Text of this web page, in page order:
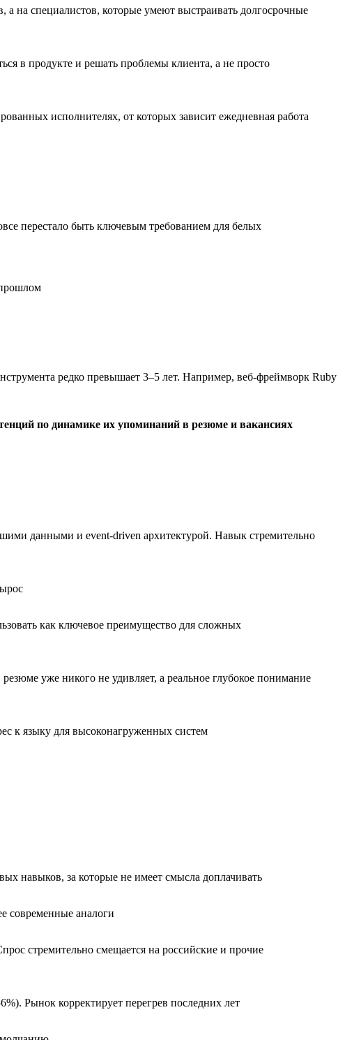
а на специалистов, которые умеют выстраивать долгосрочные
в продукте и решать проблемы клиента, а не просто
исполнителях, от которых зависит ежедневная работа
перестало быть ключевым требованием для белых
редко превышает 3–5 лет. Например, веб-фреймворк Ruby
по динамике их упоминаний в резюме и вакансиях
данными и event-driven архитектурой. Навык стремительно
как ключевое преимущество для сложных
уже никого не удивляет, а реальное глубокое понимание
к языку для высоконагруженных систем
навыков, за которые не имеет смысла доплачивать
современные аналоги
стремительно смещается на российские и прочие
Рынок корректирует перегрев последних лет